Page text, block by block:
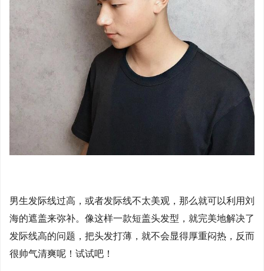
男生发际线过高，或者发际线不太美观，那么就可以利用刘
海的遮盖来弥补。像这样一款短盖头发型，就完美地解决了
发际线高的问题，把头发打薄，就不会显得厚重闷热，反而
很帅气清爽呢！试试吧！